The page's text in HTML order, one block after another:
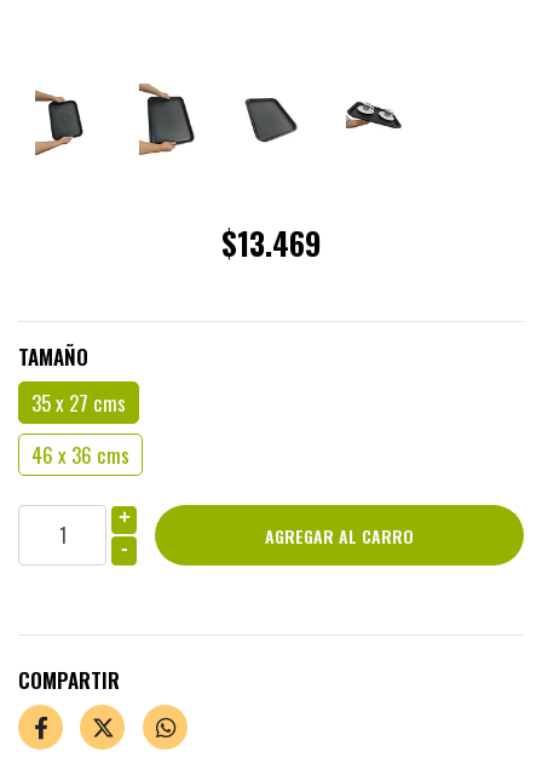
$13.469
TAMAÑO
35 x 27 cms
46 x 36 cms
+
-
COMPARTIR